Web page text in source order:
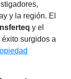
y la región. El
y el
surgidos a